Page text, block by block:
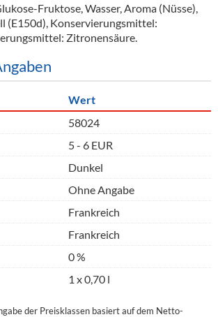
Fruktose, Wasser, Aroma (Nüsse),
(E150d), Konservierungsmittel:
Zitronensäure.
Wert
58024
5 - 6 EUR
Dunkel
Ohne Angabe
Frankreich
Frankreich
0 %
1 x 0,70 l
der Preisklassen basiert auf dem Netto-